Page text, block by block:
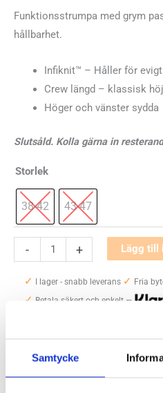
Samtycke
Funktionsstrumpa med grym
hållbarhet.
Infiknit™ – Håller för evigt
Crew längd – klassisk
Höger och vänster sydda
Slutsåld. Kolla gärna in
Storlek
38-42 43-47
-
Ciele
Camo
mängd
+ Lägg till
✓ I lager - snabb leverans ✓ Fria
✓ Betala säkert och enkelt —
Kategorier:Strumpor och sportsockar,
sportstrumpor